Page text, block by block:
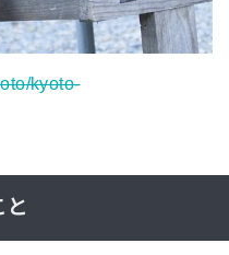
kyoto-
と